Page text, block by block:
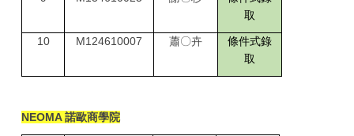
取
10 M124610007 蕭〇卉
條件式錄
取
NEOMA諾歐商學院